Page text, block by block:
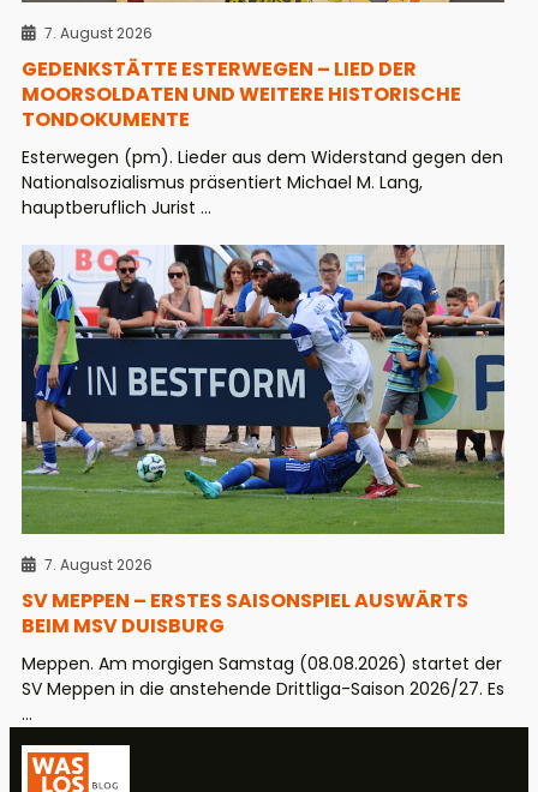
7. August 2026
GEDENKSTÄTTE ESTERWEGEN – LIED DER
MOORSOLDATEN UND WEITERE HISTORISCHE
TONDOKUMENTE
Esterwegen (pm). Lieder aus dem Widerstand gegen den
Nationalsozialismus präsentiert Michael M. Lang,
hauptberuflich Jurist ...
7. August 2026
SV MEPPEN – ERSTES SAISONSPIEL AUSWÄRTS
BEIM MSV DUISBURG
Meppen. Am morgigen Samstag (08.08.2026) startet der
SV Meppen in die anstehende Drittliga-Saison 2026/27. Es
...